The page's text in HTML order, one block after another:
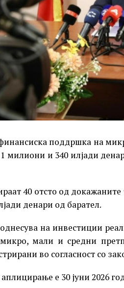
поддршка на
милиони и 340 илјади
40 отсто од
денари од барател.
на инвестиции
мали и средни
во согласност со
е 30 јуни 2026